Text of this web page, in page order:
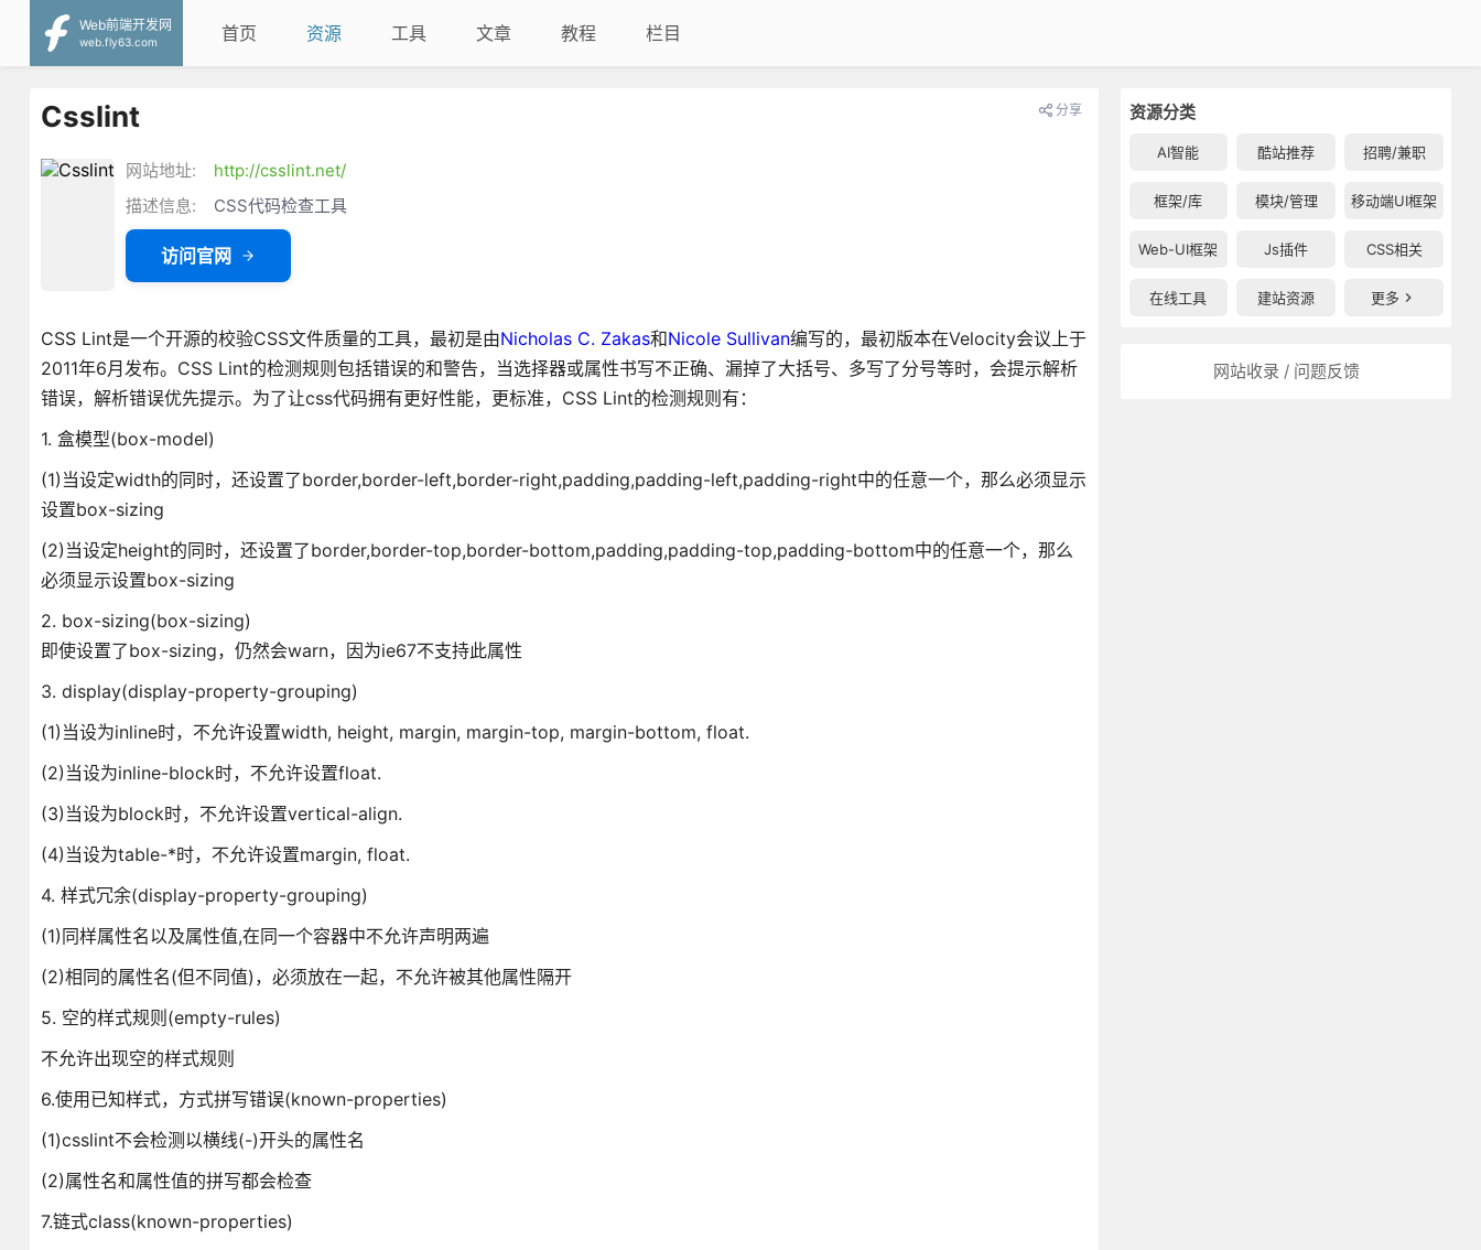
Web前端开发网
web.fly63.com
首页 资源 工具 文章 教程 栏目
资源分类
AI智能 酷站推荐 招聘/兼职
框架/库 模块/管理 移动端UI框架
Web-UI框架 Js插件 CSS相关
在线工具 建站资源 更多
网站收录 / 问题反馈
Csslint 分享
网站地址:
http://csslint.net/
描述信息:
CSS代码检查工具
访问官网
CSS Lint是一个开源的校验CSS文件质量的工具，最初是由Nicholas C. Zakas和Nicole Sullivan编写的，最初版本在Velocity会议上于
2011年6月发布。CSS Lint的检测规则包括错误的和警告，当选择器或属性书写不正确、漏掉了大括号、多写了分号等时，会提示解析
错误，解析错误优先提示。为了让css代码拥有更好性能，更标准，CSS Lint的检测规则有：
1. 盒模型(box-model)
(1)当设定width的同时，还设置了border,border-left,border-right,padding,padding-left,padding-right中的任意一个，那么必须显示
设置box-sizing
(2)当设定height的同时，还设置了border,border-top,border-bottom,padding,padding-top,padding-bottom中的任意一个，那么
必须显示设置box-sizing
2. box-sizing(box-sizing)
即使设置了box-sizing，仍然会warn，因为ie67不支持此属性
3. display(display-property-grouping)
(1)当设为inline时，不允许设置width, height, margin, margin-top, margin-bottom, float.
(2)当设为inline-block时，不允许设置float.
(3)当设为block时，不允许设置vertical-align.
(4)当设为table-*时，不允许设置margin, float.
4. 样式冗余(display-property-grouping)
(1)同样属性名以及属性值,在同一个容器中不允许声明两遍
(2)相同的属性名(但不同值)，必须放在一起，不允许被其他属性隔开
5. 空的样式规则(empty-rules)
不允许出现空的样式规则
6.使用已知样式，方式拼写错误(known-properties)
(1)csslint不会检测以横线(-)开头的属性名
(2)属性名和属性值的拼写都会检查
7.链式class(known-properties)